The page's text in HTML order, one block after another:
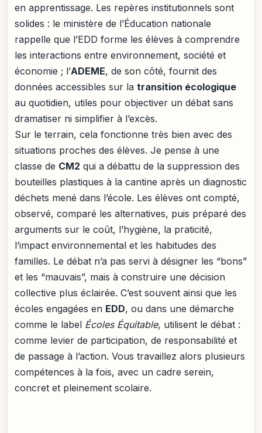
en apprentissage. Les repères institutionnels sont
solides : le ministère de l’Éducation nationale
rappelle que l’EDD forme les élèves à comprendre
les interactions entre environnement, société et
économie ; l’ADEME, de son côté, fournit des
données accessibles sur la transition écologique
au quotidien, utiles pour objectiver un débat sans
dramatiser ni simplifier à l’excès.
Sur le terrain, cela fonctionne très bien avec des
situations proches des élèves. Je pense à une
classe de CM2 qui a débattu de la suppression des
bouteilles plastiques à la cantine après un diagnostic
déchets mené dans l’école. Les élèves ont compté,
observé, comparé les alternatives, puis préparé des
arguments sur le coût, l’hygiène, la praticité,
l’impact environnemental et les habitudes des
familles. Le débat n’a pas servi à désigner les “bons”
et les “mauvais”, mais à construire une décision
collective plus éclairée. C’est souvent ainsi que les
écoles engagées en EDD, ou dans une démarche
comme le label Écoles Équitable, utilisent le débat :
comme levier de participation, de responsabilité et
de passage à l’action. Vous travaillez alors plusieurs
compétences à la fois, avec un cadre serein,
concret et pleinement scolaire.